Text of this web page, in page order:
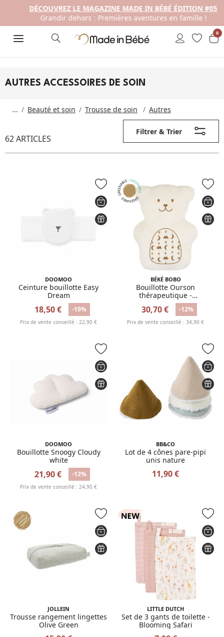
DÉCOUVREZ LE MAGAZINE MADE IN BÉBÉ ÉDITION #05
Grandir dehors : Premières aventures en famille !
0
AUTRES ACCESSOIRES DE SOIN
... Beauté et soin Trousse de soin Autres
62 ARTICLES
Filtrer & Trier
DOOMOO
Ceinture bouillotte Easy
Dream
18,50 € -19%
Prix de vente conseillé : 22,90 €
BÉKÉ BOBO
Bouillotte Ourson
thérapeutique -
Abracadabra
30,70 € -12%
Prix de vente conseillé : 34,90 €
DOOMOO
Bouillotte Snoogy Cloudy
white
21,90 € -12%
Prix de vente conseillé : 24,90 €
BB&CO
Lot de 4 cônes pare-pipi
unis nature
11,90 €
JOLLEIN
Trousse rangement lingettes
Olive Green
LITTLE DUTCH
Set de 3 gants de toilette -
Blooming Safari